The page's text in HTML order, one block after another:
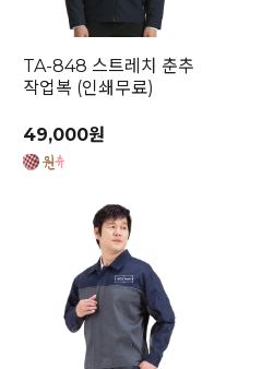
TA-848 스트레치 춘추
작업복 (인쇄무료)
49,000원